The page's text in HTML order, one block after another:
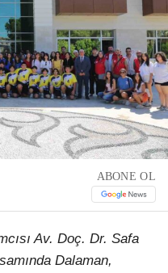
ABONE OL
Av. Doç. Dr. Safa
Dalaman,